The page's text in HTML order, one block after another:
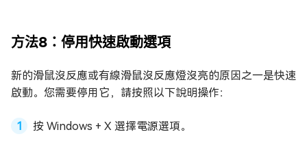
方法8：停用快速啟動選項
新的滑鼠沒反應或有線滑鼠沒反應燈沒亮的原因之一是快速
啟動。您需要停用它，請按照以下說明操作：
按 Windows + X 選擇電源選項。